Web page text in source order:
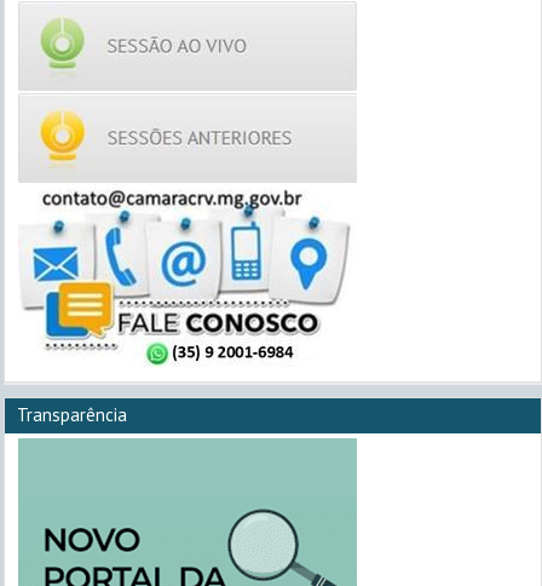
Transparência